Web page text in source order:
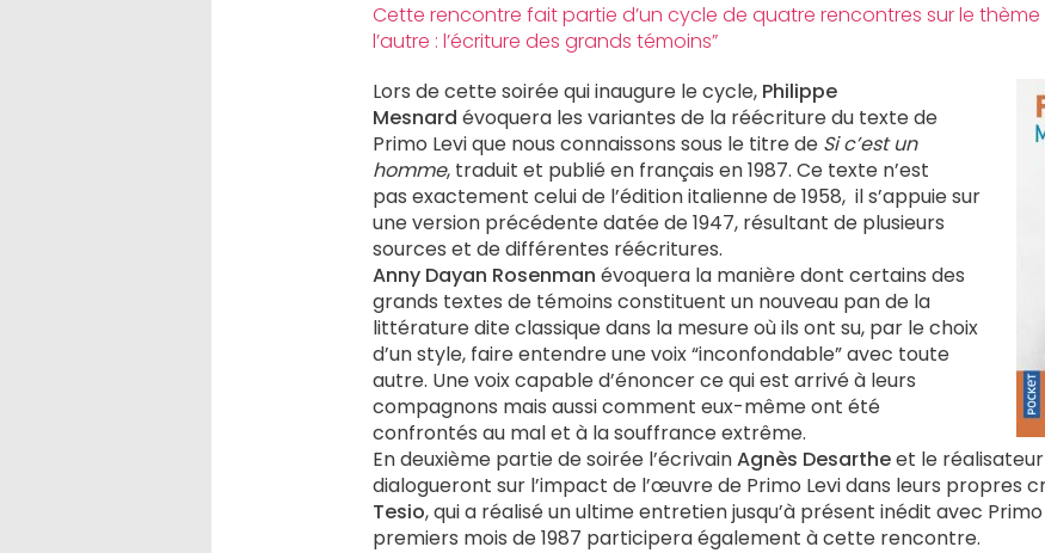
Cette rencontre fait partie d’un cycle de quatre rencontres sur le thème
l’autre : l’écriture des grands témoins”
Lors de cette soirée qui inaugure le cycle, Philippe
Mesnard évoquera les variantes de la réécriture du texte de
Primo Levi que nous connaissons sous le titre de Si c’est un
homme, traduit et publié en français en 1987. Ce texte n’est
pas exactement celui de l’édition italienne de 1958, il s’appuie sur
une version précédente datée de 1947, résultant de plusieurs
sources et de différentes réécritures.
Anny Dayan Rosenman évoquera la manière dont certains des
grands textes de témoins constituent un nouveau pan de la
littérature dite classique dans la mesure où ils ont su, par le choix
d’un style, faire entendre une voix “inconfondable” avec toute
autre. Une voix capable d’énoncer ce qui est arrivé à leurs
compagnons mais aussi comment eux-même ont été
confrontés au mal et à la souffrance extrême.
En deuxième partie de soirée l’écrivainAgnès Desartheet le réalisateur
dialogueront sur l’impact de l’œuvre de Primo Levi dans leurs propres
Tesio, qui a réalisé un ultime entretien jusqu’à présent inédit avec Primo
premiers mois de 1987 participera également à cette rencontre.